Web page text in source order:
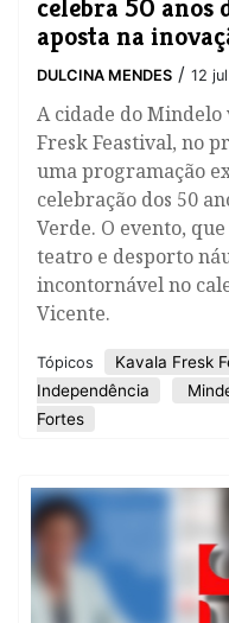
celebra 50 anos
aposta na
DULCINA MENDES / 12
A cidade do
Fresk Feastival, no
uma programação
celebração dos 50
Verde. O evento,
teatro e desporto
incontornável no
Vicente.
Tópicos Kavala Fresk
Independência
Fortes